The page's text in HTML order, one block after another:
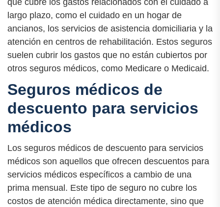
que cubre los gastos relacionados con el cuidado a
largo plazo, como el cuidado en un hogar de
ancianos, los servicios de asistencia domiciliaria y la
atención en centros de rehabilitación. Estos seguros
suelen cubrir los gastos que no están cubiertos por
otros seguros médicos, como Medicare o Medicaid.
Seguros médicos de
descuento para servicios
médicos
Los seguros médicos de descuento para servicios
médicos son aquellos que ofrecen descuentos para
servicios médicos específicos a cambio de una
prima mensual. Este tipo de seguro no cubre los
costos de atención médica directamente, sino que